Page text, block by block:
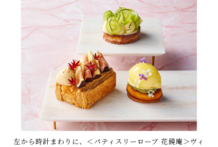
左から時計まわりに、＜パティスリーローブ 花鏡庵＞ヴィ